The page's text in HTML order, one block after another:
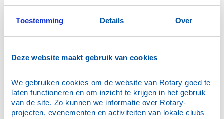
Toestemming Details Over
Deze website maakt gebruik van cookies
We gebruiken cookies om de website van Rotary goed te
laten functioneren en om inzicht te krijgen in het gebruik
van de site. Zo kunnen we informatie over Rotary-
projecten, evenementen en activiteiten van lokale clubs